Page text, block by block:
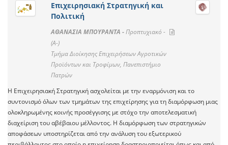
Επιχειρησιακή Στρατηγική και
Πολιτική
ΑΘΑΝΑΣΙΑ ΜΠΟΥΡΑΝΤΑ -Προπτυχιακό -
(A-)
Τμήμα Διοίκησης Επιχειρήσεων Αγροτικών
Προϊόντων και Τροφίμων, Πανεπιστήμιο
Πατρών
Η Επιχειρησιακή Στρατηγική ασχολείται με την εναρμόνιση και το
συντονισμό όλων των τμημάτων της επιχείρησης για τη διαμόρφωση μιας
ολοκληρωμένης κοινής προσέγγισης με στόχο την αποτελεσματική
διαχείριση του αβέβαιου μέλλοντος. Η διαμόρφωση των στρατηγικών
αποφάσεων υποστηρίζεται από την ανάλυση του εξωτερικού